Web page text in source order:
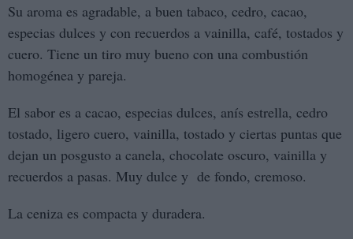
Su aroma es agradable, a buen tabaco, cedro, cacao,
especias dulces y con recuerdos a vainilla, café, tostados y
cuero. Tiene un tiro muy bueno con una combustión
homogénea y pareja.
El sabor es a cacao, especias dulces, anís estrella, cedro
tostado, ligero cuero, vainilla, tostado y ciertas puntas que
dejan un posgusto a canela, chocolate oscuro, vainilla y
recuerdos a pasas. Muy dulce y de fondo, cremoso.
La ceniza es compacta y duradera.